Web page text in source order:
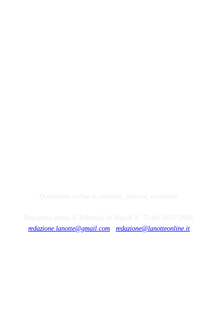
redazione.lanotte@gmail.com
redazione@lanotteonline.it